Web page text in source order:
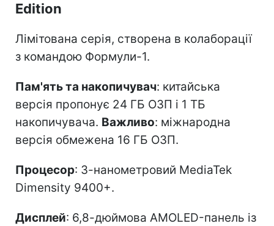
Edition
Лімітована серія, створена в колаборації
з командою Формули-1.
Пам'ять та накопичувач: китайська
версія пропонує 24 ГБ ОЗП і 1 ТБ
накопичувача. Важливо: міжнародна
версія обмежена 16 ГБ ОЗП.
Процесор: 3-нанометровий MediaTek
Dimensity 9400+.
Дисплей: 6,8-дюймова AMOLED-панель із